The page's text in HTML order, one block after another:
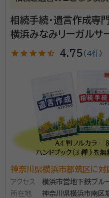
い。
相続手続・遺言作成専
横浜みなみリーガルサ
star star star star star_half 4.75 （ 4件）
神奈川県横浜市都筑区に対
アクセス
横浜市営地下鉄ブル
所在地
神奈川県横浜市南区